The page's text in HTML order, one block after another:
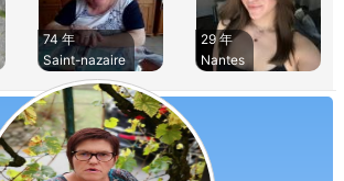
74 年
Saint-nazaire
29 年
Nantes